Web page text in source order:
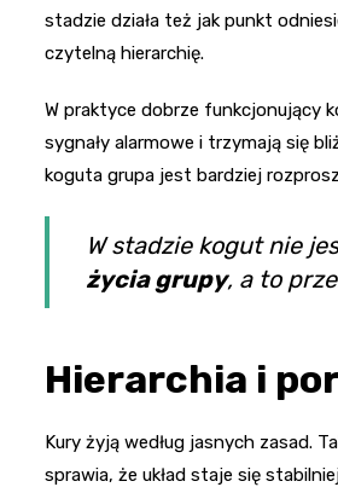
stadzie działa też jak punkt
czytelną hierarchię.
W praktyce dobrze funkcjonujący
sygnały alarmowe i trzymają się
koguta grupa jest bardziej
W stadzie kogut nie
życia grupy, a to
Hierarchia i
Kury żyją według jasnych zasad.
sprawia, że układ staje się